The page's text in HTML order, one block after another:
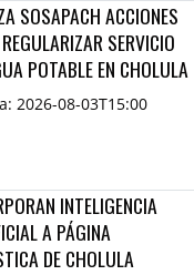
SOSAPACH ACCIONES
SERVICIO
POTABLE EN CHOLULA
2026-08-03T15:00
INTELIGENCIA
A PÁGINA
DE CHOLULA